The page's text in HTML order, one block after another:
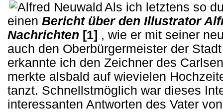
Als ich letztens so
einen Bericht über den Illustrator
Nachrichten [1] , wie er mit seiner
auch den Oberbürgermeister der
erkannte ich den Zeichner des
merkte alsbald auf wievielen
tanzt. Schnellstmöglich war dieses
interessanten Antworten des Vater